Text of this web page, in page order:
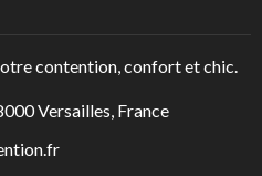
contention, confort et chic.
Versailles, France